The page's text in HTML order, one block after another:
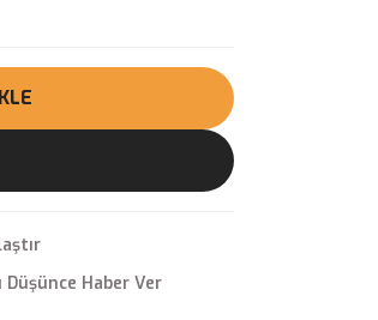
Düşünce Haber Ver